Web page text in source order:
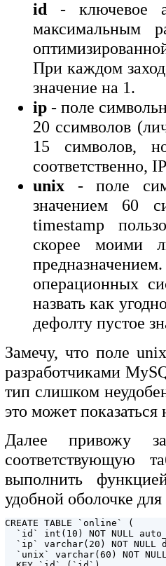
id - ключевое
максимальным
При каждом
значение на 1.
ip - поле
20 cсимволов
15 символов,
соответственно,
unix - поле
значением 60
timestamp
скорее моими
операционных
назвать как
дефолту пустое
Замечу, что поле
разработчиками
тип слишком
это может показаться
Далее привожу
соответствующую
выполнить
удобной оболочке
CREATE TABLE `online` (
`id` int(10) NOT NULL
`ip` varchar(20) NOT NULL
`unix` varchar(60) NOT